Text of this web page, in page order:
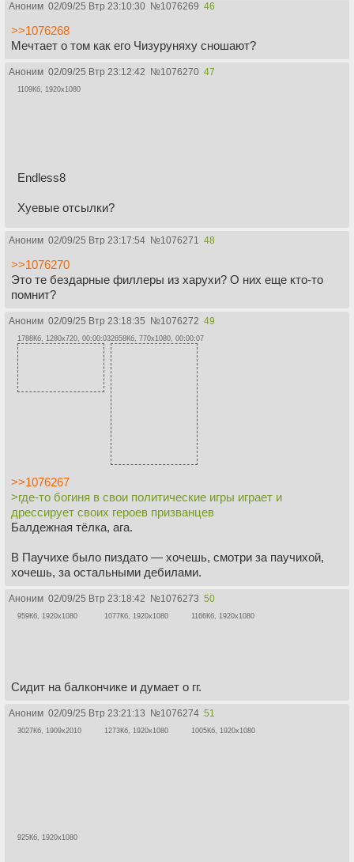
Аноним 02/09/25 Втр 23:10:30 №1076269 46
>>1076268
Мечтает о том как его Чизуруняху сношают?
Аноним 02/09/25 Втр 23:12:42 №1076270 47
1109Кб, 1920x1080
Endless8
Хуевые отсылки?
Аноним 02/09/25 Втр 23:17:54 №1076271 48
>>1076270
Это те бездарные филлеры из харухи? О них еще кто-то
помнит?
Аноним 02/09/25 Втр 23:18:35 №1076272 49
1788Кб, 1280x720, 00:00:032658Кб, 770x1080, 00:00:07
>>1076267
>где-то богиня в свои политические игры играет и
дрессирует своих героев призванцев
Балдежная тёлка, ага.
В Паучихе было пиздато — хочешь, смотри за паучихой,
хочешь, за остальными дебилами.
Аноним 02/09/25 Втр 23:18:42 №1076273 50
959Кб, 1920x1080 1077Кб, 1920x1080 1166Кб, 1920x1080
Сидит на балкончике и думает о гг.
Аноним 02/09/25 Втр 23:21:13 №1076274 51
3027Кб, 1909x2010 1273Кб, 1920x1080 1005Кб, 1920x1080
925Кб, 1920x1080